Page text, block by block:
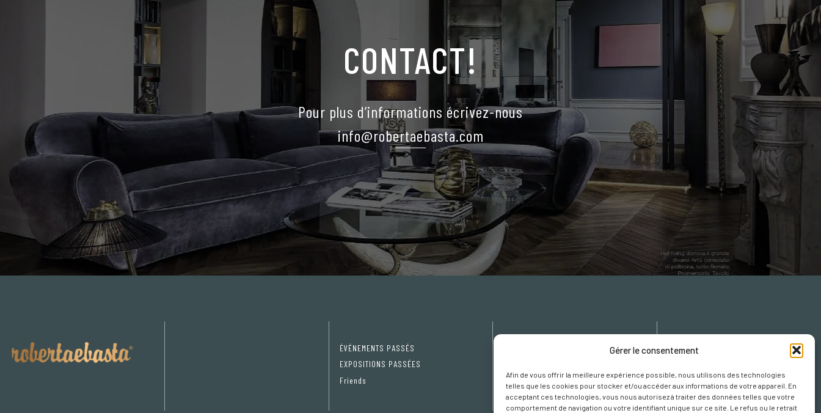
Gérer le consentement
Afin de vous offrir la meilleure expérience possible, nous utilisons des technologies
telles que les cookies pour stocker et/ou accéder aux informations de votre appareil. En
acceptant ces technologies, vous nous autorisez à traiter des données telles que votre
comportement de navigation ou votre identifiant unique sur ce site. Le refus ou le retrait
CONTACT!
Pour plus d’informations écrivez-nous
info@robertaebasta.com
ÉVÉNEMENTS PASSÉS
EXPOSITIONS PASSÉES
Friends
Préférences Cookies